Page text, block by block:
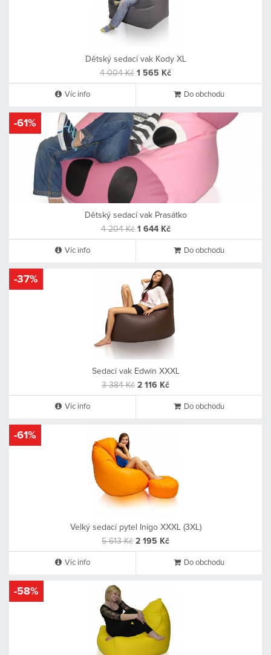
Dětský sedací vak Kody XL
4 004 Kč 1 565 Kč
Víc info Do obchodu
-61%
Dětský sedací vak Prasátko
4 204 Kč 1 644 Kč
Víc info Do obchodu
-37%
Sedací vak Edwin XXXL
3 384 Kč 2 116 Kč
Víc info Do obchodu
-61%
Velký sedací pytel Inigo XXXL (3XL)
5 613 Kč 2 195 Kč
Víc info Do obchodu
-58%